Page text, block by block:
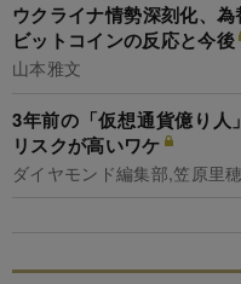
ウクライナ情勢深刻化、
ビットコインの反応と今後
山本雅文
3年前の「仮想通貨億り人
リスクが高いワケ
ダイヤモンド編集部,笠原里穂